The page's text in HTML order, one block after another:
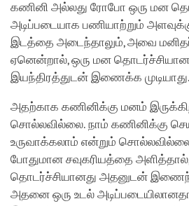
கணினி அல்லது ரோபோ ஒரு மன
அடிப்படையாக பணியாற்றும்
இடத்தை அடைந்தாலும், அவை
ஏனென்றால், ஒரு மன
இயந்திரத்துடன் இணைக்க முடியாது.
அதற்காக கணினிக்கு மனம்
சொல்லவில்லை. நாம் கணினிக்கு
உருவாக்கலாம் என்றும்
போதுமான சவுகரியத்தை
தொடர்ச்சியானது அதனுடன்
அதனை ஒரு உடல்